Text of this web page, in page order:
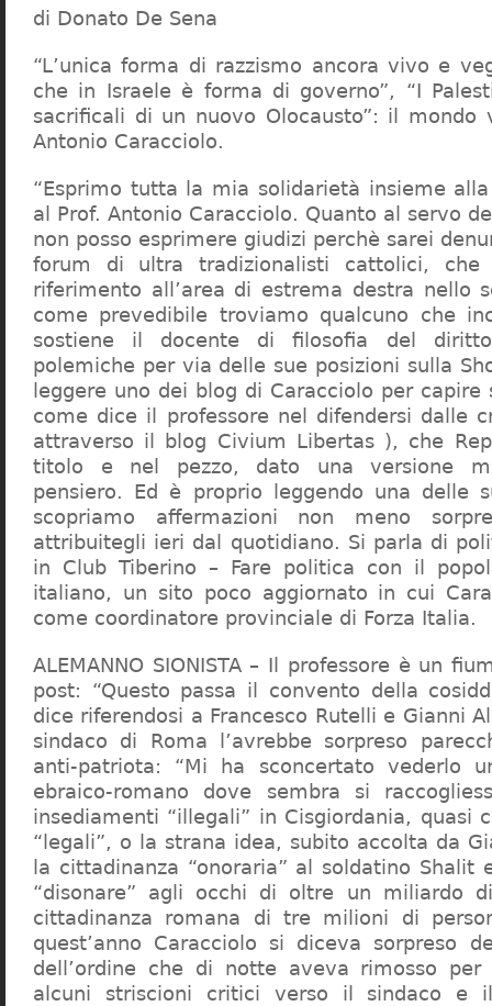
di Donato De Sena
“L’unica forma di razzismo ancora vivo e
che in Israele è forma di governo”, “I
sacrificali di un nuovo Olocausto”: il mondo
Antonio Caracciolo.
“Esprimo tutta la mia solidarietà insieme
al Prof. Antonio Caracciolo. Quanto al servo
non posso esprimere giudizi perchè sarei
forum di ultra tradizionalisti cattolici,
riferimento all’area di estrema destra nello
come prevedibile troviamo qualcuno che
sostiene il docente di filosofia del
polemiche per via delle sue posizioni sulla
leggere uno dei blog di Caracciolo per
come dice il professore nel difendersi dalle
attraverso il blog Civium Libertas ), che
titolo e nel pezzo, dato una versione
pensiero. Ed è proprio leggendo una delle
scopriamo affermazioni non meno
attribuitegli ieri dal quotidiano. Si parla di
in Club Tiberino – Fare politica con il
italiano, un sito poco aggiornato in cui
come coordinatore provinciale di Forza Italia.
ALEMANNO SIONISTA – Il professore è un
post: “Questo passa il convento della
dice riferendosi a Francesco Rutelli e Gianni
sindaco di Roma l’avrebbe sorpreso
anti-patriota: “Mi ha sconcertato vederlo
ebraico-romano dove sembra si
insediamenti “illegali” in Cisgiordania, quasi
“legali”, o la strana idea, subito accolta da
la cittadinanza “onoraria” al soldatino Shalit
“disonare” agli occhi di oltre un miliardo
cittadinanza romana di tre milioni di
quest’anno Caracciolo si diceva sorpreso
dell’ordine che di notte aveva rimosso
alcuni striscioni critici verso il sindaco e